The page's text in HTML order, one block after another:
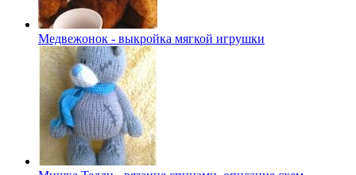
Медвежонок - выкройка мягкой игрушки